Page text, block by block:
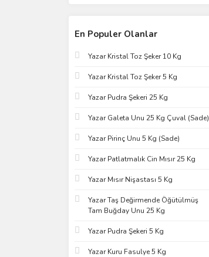
En Populer Olanlar
Yazar Kristal Toz Şeker 10 Kg
Yazar Kristal Toz Şeker 5 Kg
Yazar Pudra Şekeri 25 Kg
Yazar Galeta Unu 25 Kg Çuval (Sade)
Yazar Pirinç Unu 5 Kg (Sade)
Yazar Patlatmalık Cin Mısır 25 Kg
Yazar Mısır Nişastası 5 Kg
Yazar Taş Değirmende Öğütülmüş
Tam Buğday Unu 25 Kg
Yazar Pudra Şekeri 5 Kg
Yazar Kuru Fasulye 5 Kg